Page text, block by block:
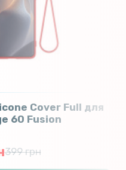
Cover Full для
60 Fusion
399 грн